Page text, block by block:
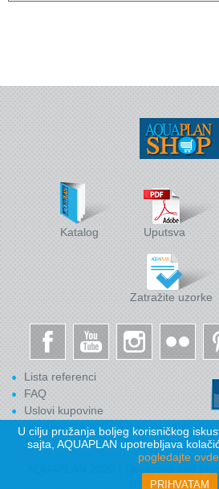
Katalog Uputsva
Zatražite uzorke
Lista referenci
FAQ
Uslovi kupovine
powered by
U cilju pružanja boljeg korisničkog
sajta, AQUAPLAN upotrebljava
pogledajte ovde.
PRIHVATAM